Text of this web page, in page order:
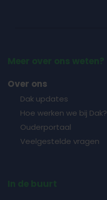
Meer over ons weten?
Over ons
Dak updates
Hoe werken we bij Dak?
Ouderportaal
Veelgestelde vragen
In de buurt